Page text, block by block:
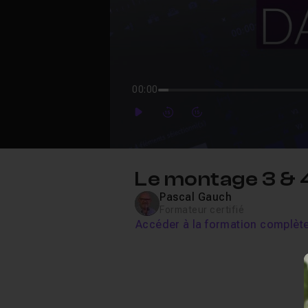
00:00
PlayForwardForward
Le montage 3 &
Pascal Gauch
Accéder à la formation